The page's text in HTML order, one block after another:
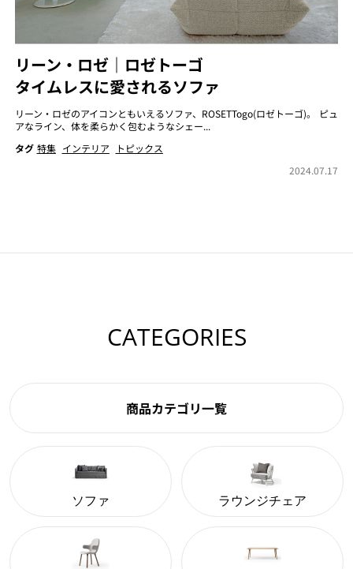
リーン・ロゼ｜ロゼトーゴ
タイムレスに愛されるソファ
リーン・ロゼのアイコンともいえるソファ、ROSETTogo(ロゼトーゴ)。 ピュ
アなライン、体を柔らかく包むようなシェー...
タグ 特集 インテリア
トピックス
2024.07.17
CATEGORIES
商品カテゴリ一覧
ソファ ラウンジチェア